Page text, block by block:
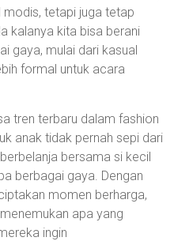
tetapi juga tetap
kalanya kita bisa berani
gaya, mulai dari kasual
formal untuk acara
tren terbaru dalam fashion
anak tidak pernah sepi dari
bersama si kecil
berbagai gaya. Dengan
momen berharga,
apa yang
ingin